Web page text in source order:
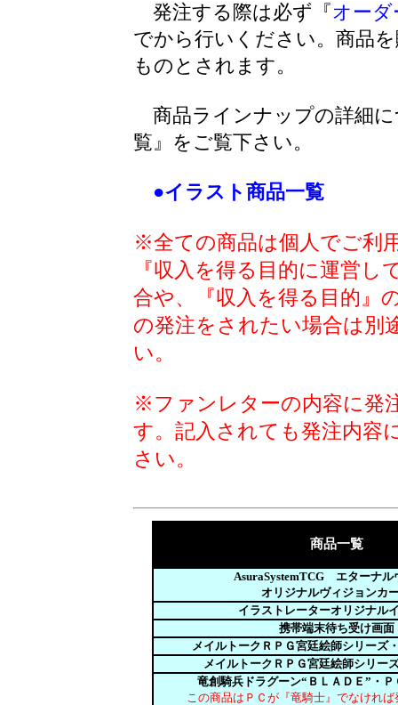
発注する際は必ず『オーダ
でから行いください。商品
ものとされます。
商品ラインナップの詳細
覧』をご覧下さい。
●イラスト商品一覧
※全ての商品は個人でご利
『収入を得る目的に運営
合や、『収入を得る目的』
の発注をされたい場合は別
い。
※ファンレターの内容に発
す。記入されても発注内容
さい。
商品一覧
AsuraSystemTCG エターナル
オリジナルヴィジョンカ
イラストレーターオリジナル
携帯端末待ち受け画面
メイルトークＲＰＧ宮廷絵師シリーズ
メイルトークＲＰＧ宮廷絵師シリー
竜創騎兵ドラグーン“ＢＬＡＤＥ”・
この商品はＰＣが『竜騎士』でなけれ